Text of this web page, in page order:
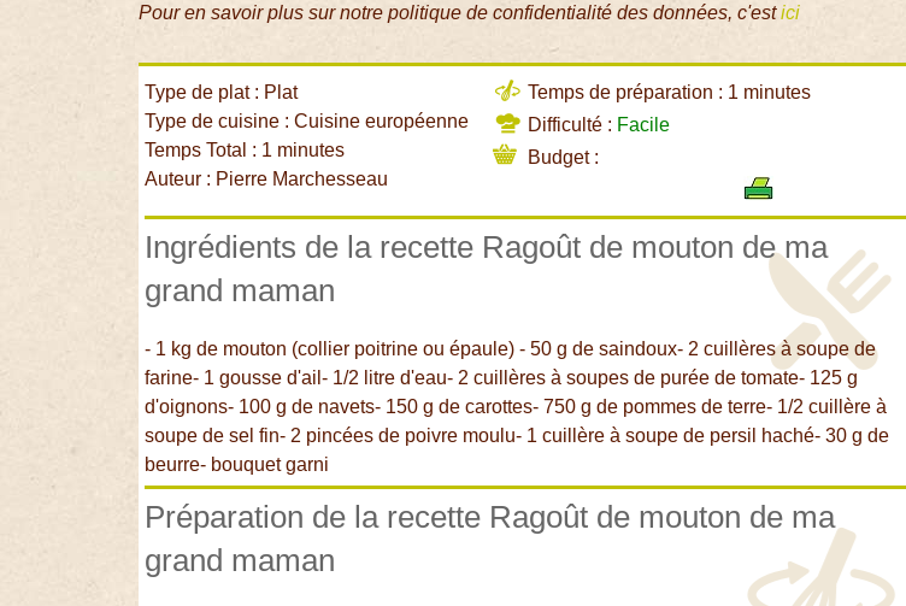
Pour en savoir plus sur notre politique de confidentialité des données, c'estici
Type de plat : Plat
Type de cuisine : Cuisine européenne
Temps Total : 1 minutes
Auteur : Pierre Marchesseau
Temps de préparation : 1 minutes
Difficulté : Facile
Budget :
Ingrédients de la recette Ragoût de mouton de ma
grand maman
- 1 kg de mouton (collier poitrine ou épaule) - 50 g de saindoux- 2 cuillères à soupe de
farine- 1 gousse d'ail- 1/2 litre d'eau- 2 cuillères à soupes de purée de tomate- 125 g
d'oignons- 100 g de navets- 150 g de carottes- 750 g de pommes de terre- 1/2 cuillère à
soupe de sel fin- 2 pincées de poivre moulu- 1 cuillère à soupe de persil haché- 30 g de
beurre- bouquet garni
Préparation de la recette Ragoût de mouton de ma
grand maman